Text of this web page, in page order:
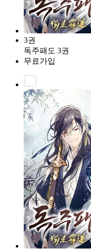
3권
독주패도 3권
무료가입